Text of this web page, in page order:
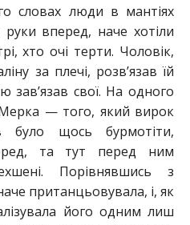
словах люди в мантіях
вперед, наче хотіли
хто очі терти. Чоловік,
за плечі, розв’язав їй
зав’язав свої. На одного
— того, який вирок
було щось бурмотіти,
та тут перед ним
Порівнявшись з
пританцьовувала, і, як
його одним лиш